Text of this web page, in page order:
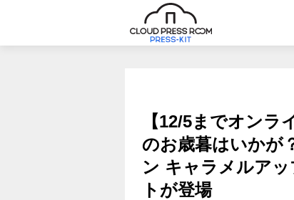
【12/5までオンラ
のお歳暮はいかが
ン キャラメルアッ
トが登場